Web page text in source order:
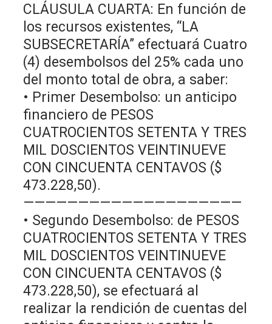
CLÁUSULA CUARTA: En función de
los recursos existentes, “LA
SUBSECRETARÍA” efectuará Cuatro
(4) desembolsos del 25% cada uno
del monto total de obra, a saber:
• Primer Desembolso: un anticipo
financiero de PESOS
CUATROCIENTOS SETENTA Y TRES
MIL DOSCIENTOS VEINTINUEVE
CON CINCUENTA CENTAVOS ($
473.228,50).
————————————————————
• Segundo Desembolso: de PESOS
CUATROCIENTOS SETENTA Y TRES
MIL DOSCIENTOS VEINTINUEVE
CON CINCUENTA CENTAVOS ($
473.228,50), se efectuará al
realizar la rendición de cuentas del